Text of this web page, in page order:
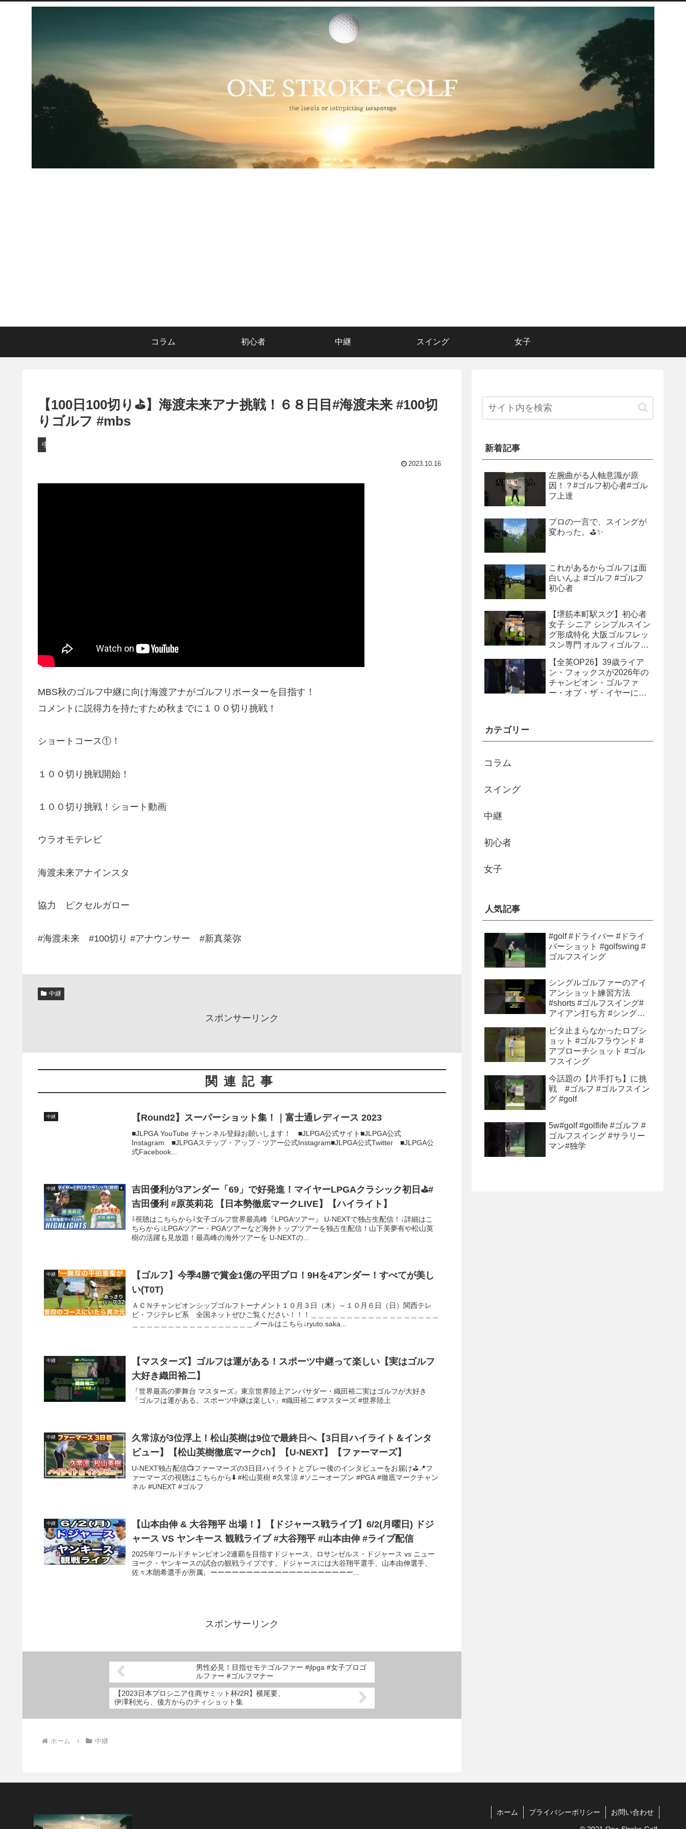
コラム 初心者 中継 スイング 女子
【100日100切り⛳️】海渡未来アナ挑戦！６８日目#海渡未来 #100切
りゴルフ #mbs
中継
2023.10.16
MBS秋のゴルフ中継に向け海渡アナがゴルフリポーターを目指す！
コメントに説得力を持たすため秋までに１００切り挑戦！
ショートコース①！
１００切り挑戦開始！
１００切り挑戦！ショート動画
ウラオモテレビ
海渡未来アナインスタ
協力 ピクセルガロー
#海渡未来 #100切り #アナウンサー #新真菜弥
中継
スポンサーリンク
関連記事
中継 【Round2】スーパーショット集！｜富士通レディース 2023
■JLPGA YouTube チャンネル登録お願いします！ ■JLPGA公式サイト■JLPGA公式
Instagram ■JLPGAステップ・アップ・ツアー公式Instagram■JLPGA公式Twitter ■JLPGA公
式Facebook...
中継
吉田優利が3アンダー「69」で好発進！マイヤーLPGAクラシック初日⛳️#
吉田優利 #原英莉花 【日本勢徹底マークLIVE】【ハイライト】
⇩視聴はこちらから⇩女子ゴルフ世界最高峰『LPGAツアー』 U-NEXTで独占生配信！↓詳細はこ
ちらから↓LPGAツアー・PGAツアーなど海外トップツアーを独占生配信！山下美夢有や松山英
樹の活躍も見放題！最高峰の海外ツアーを U-NEXTの...
中継
【ゴルフ】今季4勝で賞金1億の平田プロ！9Hを4アンダー！すべてが美し
い(T0T)
ＡＣＮチャンピオンシップゴルフトーナメント１０月３日（木）～１０月６日（日）関西テレ
ビ・フジテレビ系 全国ネットぜひご覧ください！！！＿＿＿＿＿＿＿＿＿＿＿＿＿＿＿＿＿＿
＿＿＿＿＿＿＿＿＿＿＿＿＿＿＿＿＿メールはこちら↓ryuto.saka...
中継
【マスターズ】ゴルフは運がある！スポーツ中継って楽しい【実はゴルフ
大好き織田裕二】
『世界最高の夢舞台 マスターズ』東京世界陸上アンバサダー・織田裕二実はゴルフが大好き
「ゴルフは運がある。スポーツ中継は楽しい」#織田裕二 #マスターズ #世界陸上
中継
久常涼が3位浮上！松山英樹は9位で最終日へ【3日目ハイライト＆インタ
ビュー】【松山英樹徹底マークch】【U-NEXT】【ファーマーズ】
U-NEXT独占配信📺ファーマーズの3日目ハイライトとプレー後のインタビューをお届け⛳️📍フ
ァーマーズの視聴はこちらから⬇️ #松山英樹 #久常涼 #ソニーオープン #PGA #徹底マークチャン
ネル #UNEXT #ゴルフ
中継
【山本由伸 & 大谷翔平 出場！】【ドジャース戦ライブ】6/2(月曜日) ドジ
ャース VS ヤンキース 観戦ライブ #大谷翔平 #山本由伸 #ライブ配信
2025年ワールドチャンピオン2連覇を目指すドジャース。ロサンゼルス・ドジャース vs ニュー
ヨーク・ヤンキースの試合の観戦ライブです。ドジャースには大谷翔平選手、山本由伸選手、
佐々木朗希選手が所属。ーーーーーーーーーーーーーーーーーーーー...
スポンサーリンク
男性必見！目指せモテゴルファー #jlpga #女子プロゴ
ルファー #ゴルフマナー
【2023日本プロシニア住商サミット杯/2R】横尾要、
伊澤利光ら、後方からのティショット集
ホーム 中継
新着記事
左腕曲がる人軸意識が原
因！？#ゴルフ初心者#ゴル
フ上達
プロの一言で、スイングが
変わった。⛳✨
これがあるからゴルフは面
白いんよ #ゴルフ #ゴルフ
初心者
【堺筋本町駅スグ】初心者
女子 シニア シンプルスイン
グ形成特化 大阪ゴルフレッ
スン専門 オルフィゴルフス
付中 #ゴルフレッスン #ゴ
ルフスクール #ゴルフスイ
ング
【全英OP26】39歳ライア
ン・フォックスが2026年の
チャンピオン・ゴルファ
ー・オブ・ザ・イヤーに
カテゴリー
コラム
スイング
中継
初心者
女子
人気記事
#golf #ドライバー #ドライ
バーショット #golfswing #
ゴルフスイング
シングルゴルファーのアイ
アンショット練習方法
#shorts #ゴルフスイング#
アイアン打ち方 #シングル
ゴルフ練習方法
ビタ止まらなかったロブシ
ョット #ゴルフラウンド #
アプローチショット #ゴル
フスイング
今話題の【片手打ち】に挑
戦 #ゴルフ #ゴルフスイン
グ #golf
5w#golf #golflife #ゴルフ #
ゴルフスイング #サラリー
マン#独学
ホーム プライバシーポリシー お問い合わせ